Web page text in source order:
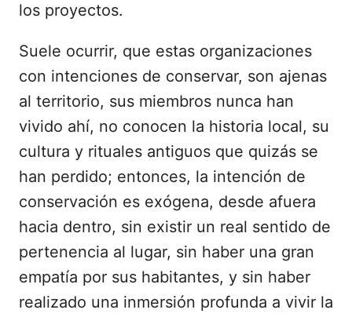
los proyectos.
Suele ocurrir, que estas organizaciones
con intenciones de conservar, son ajenas
al territorio, sus miembros nunca han
vivido ahí, no conocen la historia local, su
cultura y rituales antiguos que quizás se
han perdido; entonces, la intención de
conservación es exógena, desde afuera
hacia dentro, sin existir un real sentido de
pertenencia al lugar, sin haber una gran
empatía por sus habitantes, y sin haber
realizado una inmersión profunda a vivir la